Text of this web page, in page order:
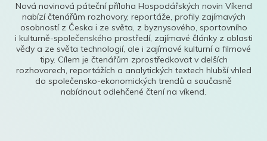
Nová novinová páteční příloha Hospodářských novin Víkend
nabízí čtenářům rozhovory, reportáže, profily zajímavých
osobností z Česka i ze světa, z byznysového, sportovního
i kulturně-společenského prostředí, zajímavé články z oblasti
vědy a ze světa technologií, ale i zajímavé kulturní a filmové
tipy. Cílem je čtenářům zprostředkovat v delších
rozhovorech, reportážích a analytických textech hlubší vhled
do společensko-ekonomických trendů a současně
nabídnout odlehčené čtení na víkend.